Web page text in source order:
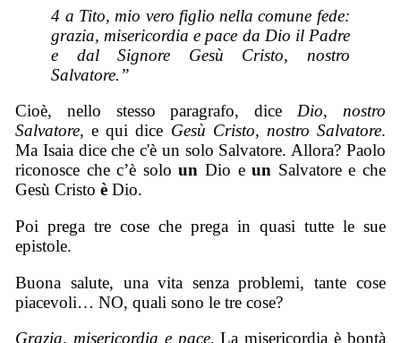
4 a Tito, mio vero figlio nella comune fede:
grazia, misericordia e pace da Dio il Padre
e dal Signore Gesù Cristo, nostro
Salvatore.”
Cioè, nello stesso paragrafo, dice Dio, nostro
Salvatore, e qui dice Gesù Cristo, nostro Salvatore.
Ma Isaia dice che c'è un solo Salvatore. Allora? Paolo
riconosce che c’è soloun Dio eun Salvatore e che
Gesù Cristoè Dio.
Poi prega tre cose che prega in quasi tutte le sue
epistole.
Buona salute, una vita senza problemi, tante cose
piacevoli… NO, quali sono le tre cose?
Grazia, misericordia e pace. La misericordia è bontà